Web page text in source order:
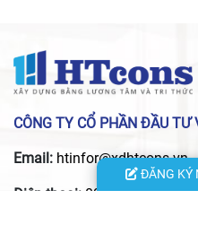
CÔNG TY CỔ PHẦN ĐẦU TƯ
Email: htinfor@xdhtcons.vn
Điện thoại: 0915.986.109
ĐĂNG KÝ